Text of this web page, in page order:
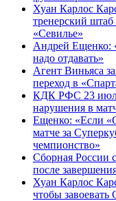
Хуан Карлос
тренерский
«Севилье»
Андрей Ещенко:
надо отдавать»
Агент Виньяса
переход в
КДК РФС 23
нарушения в
Ещенко: «Если
матче за
чемпионство»
Сборная России
после
Хуан Карлос
чтобы